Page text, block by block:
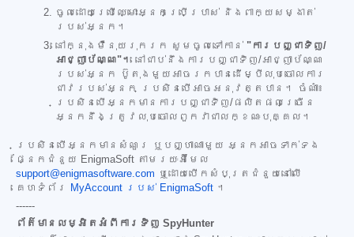
ចូលដោយប្រើឈ្មោះអ្នកប្រើប្រាស់ និងពាក្យសម្ងាត់
របស់អ្នក។
នៅក្នុងម៉ឺនុយរុករក សូមចូលទៅកាន់ "ការបញ្ជាទិញ/
អាជ្ញាប័ណ្ណ"។ នៅជាប់នឹងការបញ្ជាទិញ/អាជ្ញាប័ណ្ណ
របស់អ្នក ប៊ូតុងមួយអាចរកបានដើម្បីលុបចោលការ
ជាវរបស់អ្នក ប្រសិនបើអាចអនុវត្តបាន។ ចំណាំ៖
ប្រសិនបើអ្នកមានការបញ្ជាទិញ/ផលិតផលច្រើន
អ្នកនឹងត្រូវលុបចោលពួកវាជាលក្ខណៈបុគ្គល។
ប្រសិនបើអ្នកមានសំណួរ ឬបញ្ហាណាមួយ អ្នកអាចទាក់ទង
ផ្នែកជំនួយ EnigmaSoft តាមរយៈអ៊ីមែល
support@enigmasoftware.com ឬដោយបើកសំបុត្រជំនួយនៅលើ
គេហទំព័រ
MyAccount របស់ EnigmaSoft ។
------
ព័ត៌មានលម្អិតអំពីការទិញ SpyHunter